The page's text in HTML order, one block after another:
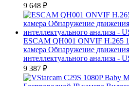
9 648 ₽
ESCAM QH001 ONVIF H.265
камера Обнаружение
интеллектуального анализа -
9 387 ₽